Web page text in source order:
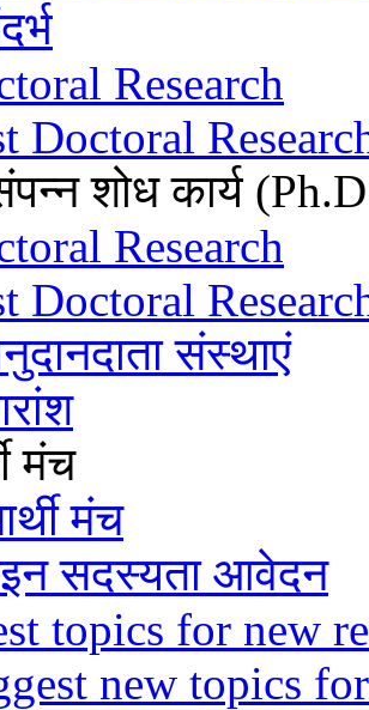
Research
Doctoral
शोध कार्य
Research
Doctoral
संस्थाएं
मंच
मंच
सदस्यता आवेदन
topics for new
new topics